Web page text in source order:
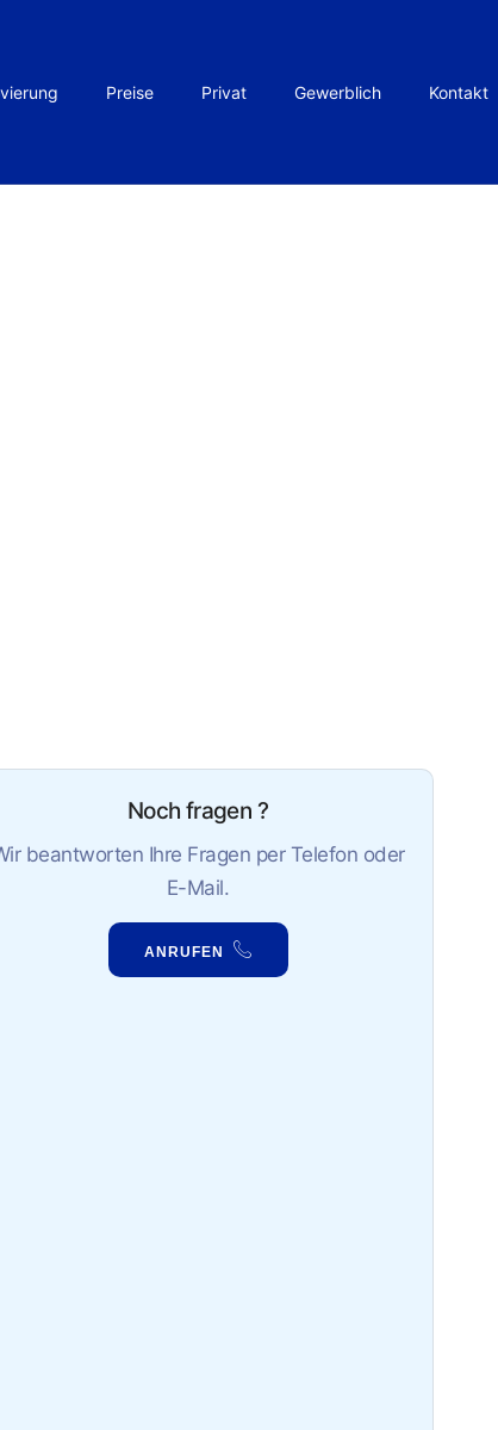
Preise Privat Gewerblich Kontakt
Noch fragen ?
beantworten Ihre Fragen per Telefon oder
E-Mail.
ANRUFEN